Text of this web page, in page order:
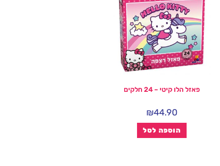
פאזל הלו קיטי – 24 חלקים
₪44.90
הוספה לסל